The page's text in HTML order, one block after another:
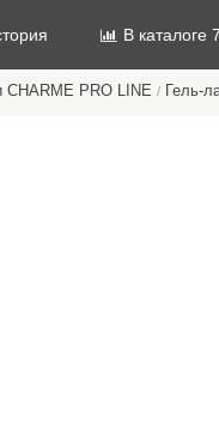
В каталоге
CHARME PRO LINE / Гель-